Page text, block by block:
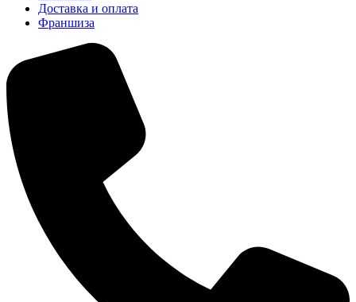
Доставка и оплата
Франшиза